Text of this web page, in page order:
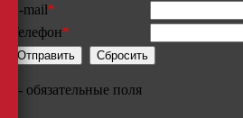
E-mail*
Телефон*
- обязательные поля